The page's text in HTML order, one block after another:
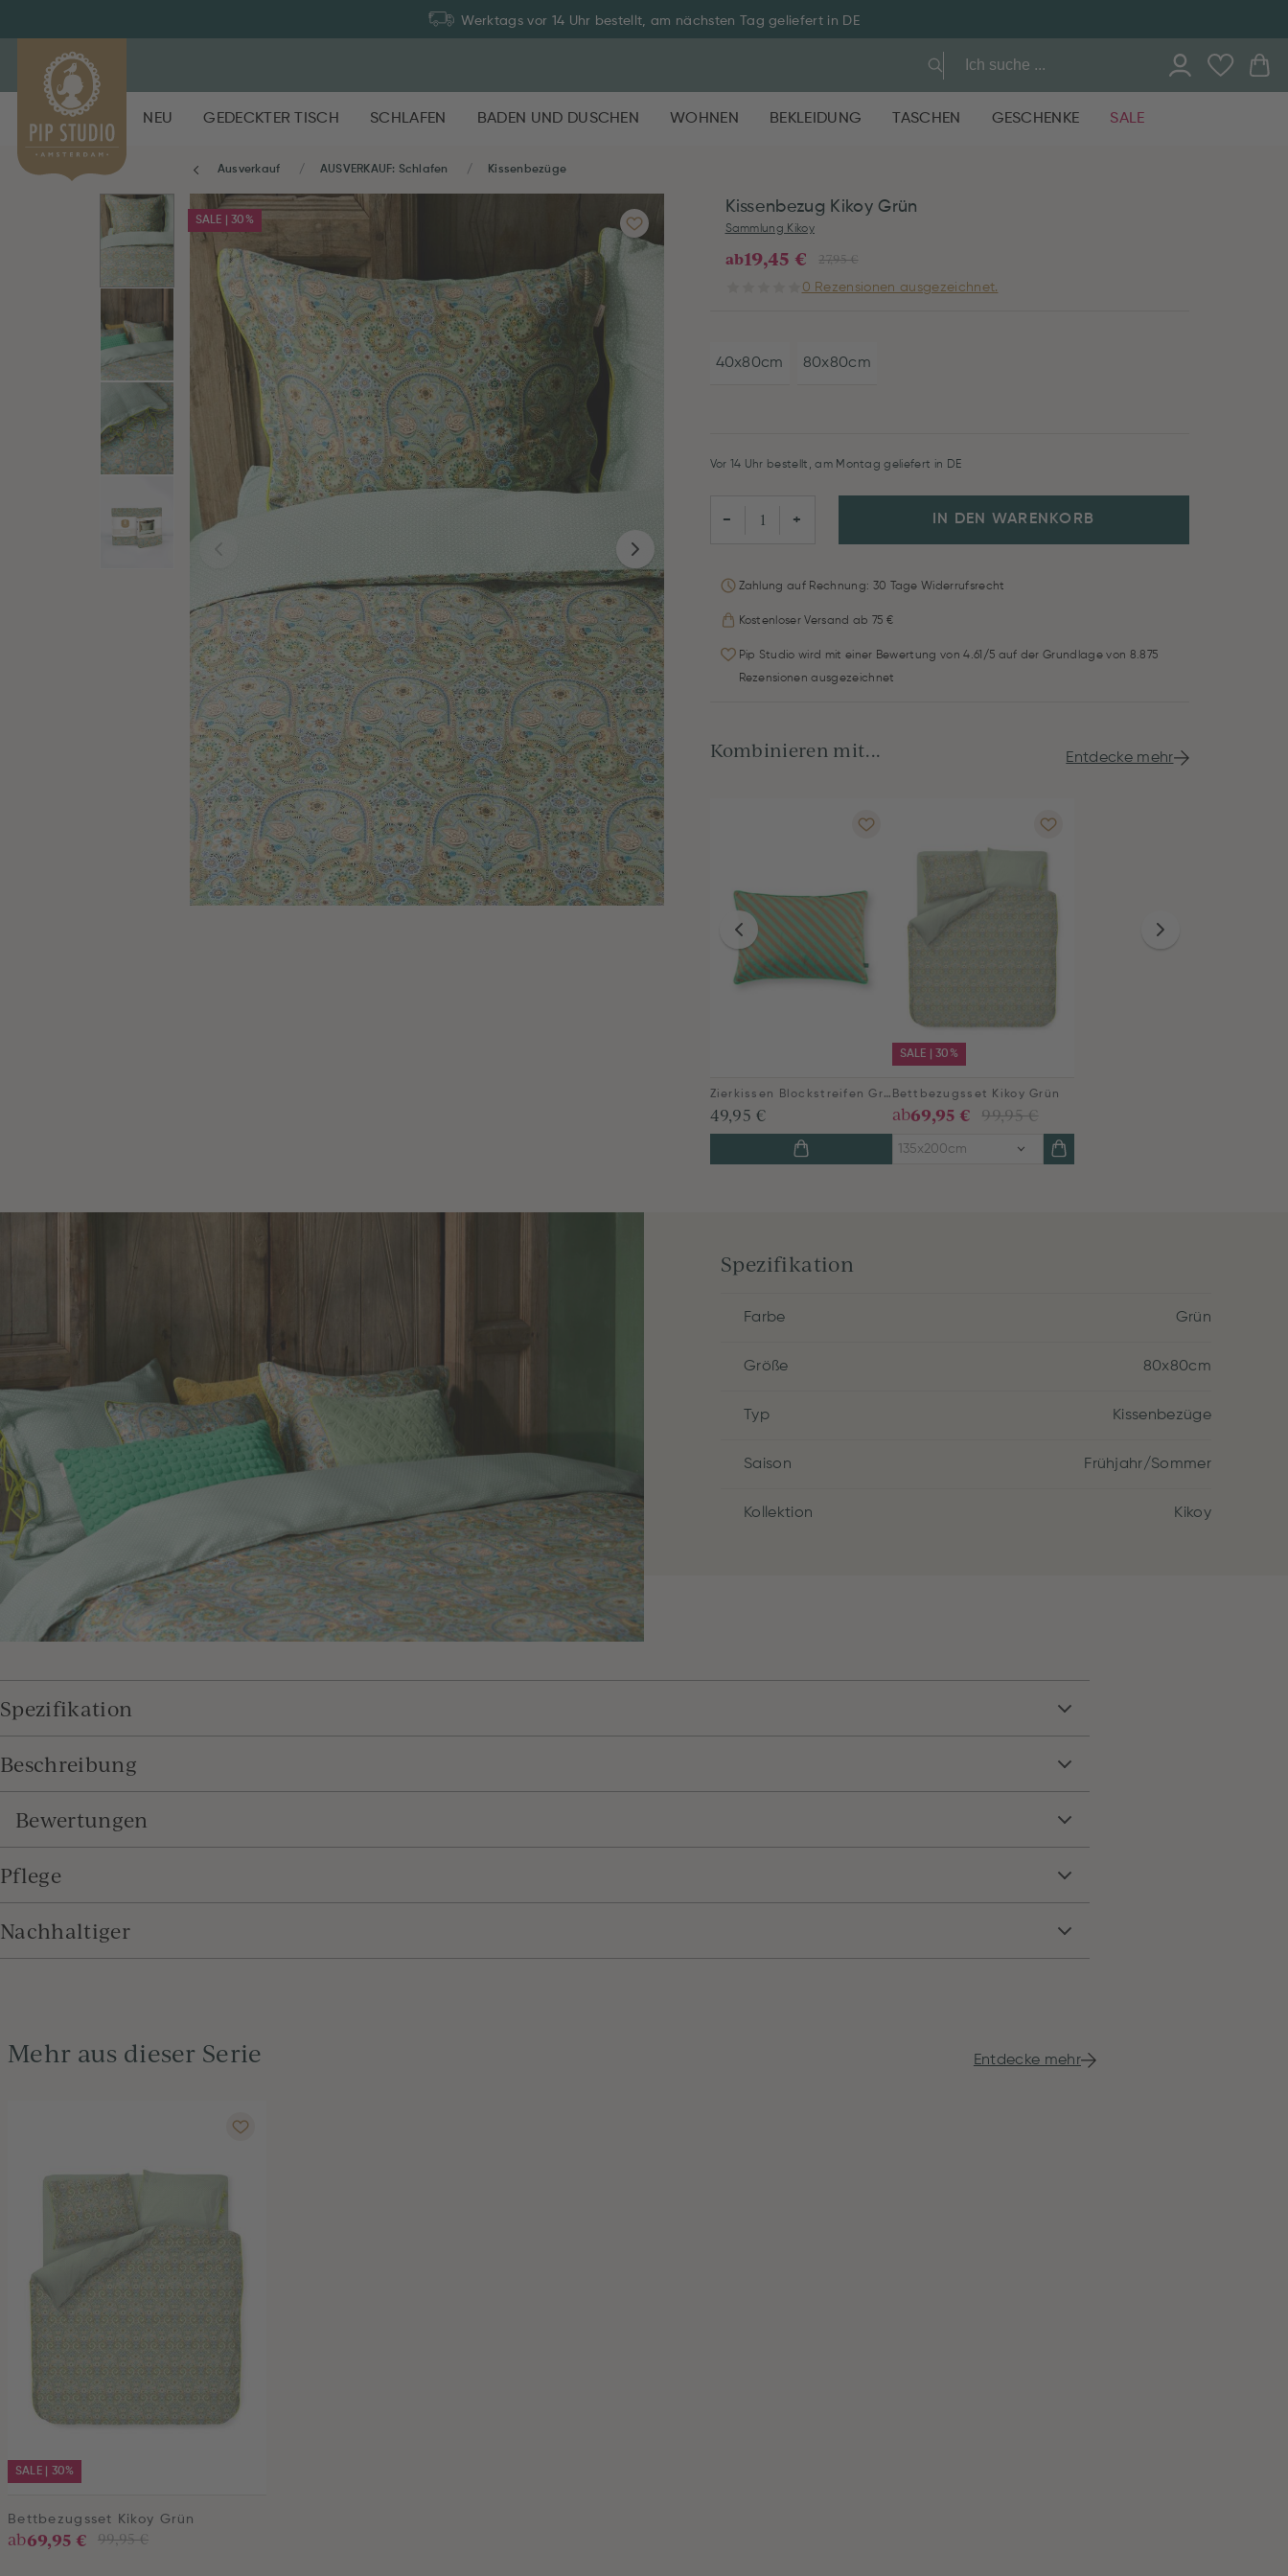
Werktags vor 14 Uhr bestellt, am nächsten Tag geliefert in DE
NEU GEDECKTER TISCH SCHLAFEN BADEN UND DUSCHEN WOHNEN BEKLEIDUNG TASCHEN GESCHENKE SALE
Ausverkauf AUSVERKAUF: Schlafen Kissenbezüge
SALE | 30%
Kissenbezug Kikoy Grün
Sammlung Kikoy
ab 27,95 €
19,45 €
0 Rezensionen ausgezeichnet.
40x80cm 80x80cm
Vor 14 Uhr bestellt, am Montag geliefert in DE
− + IN DEN WARENKORB
Zahlung auf Rechnung: 30 Tage Widerrufsrecht
Kostenloser Versand ab 75 €
Pip Studio wird mit einer Bewertung von 4.61/5 auf der Grundlage von 8.875
Rezensionen ausgezeichnet
Kombinieren mit... Entdecke mehr
Zierkissen Blockstreifen Grün
49,95 €
SALE | 30%
Bettbezugsset Kikoy Grün
ab 99,95 €
69,95 €
135x200cm
Spezifikation
Farbe Grün
Größe 80x80cm
Typ Kissenbezüge
Saison Frühjahr/Sommer
Kollektion Kikoy
Spezifikation
Beschreibung
Bewertungen
Pflege
Nachhaltiger
Mehr aus dieser Serie Entdecke mehr
SALE | 30%
Bettbezugsset Kikoy Grün
ab 99,95 €
69,95 €